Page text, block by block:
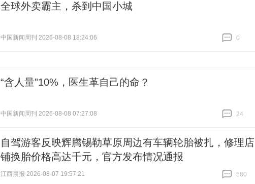
全球外卖霸主，杀到中国小城
中国新闻周刊 2026-08-08 18:24:06
0
“含人量”10%，医生革自己的命？
中国新闻周刊 2026-08-08 07:27:08
24
自驾游客反映辉腾锡勒草原周边有车辆轮胎被扎，修理店
铺换胎价格高达千元，官方发布情况通报
江西晨报 2026-08-07 19:57:21
580